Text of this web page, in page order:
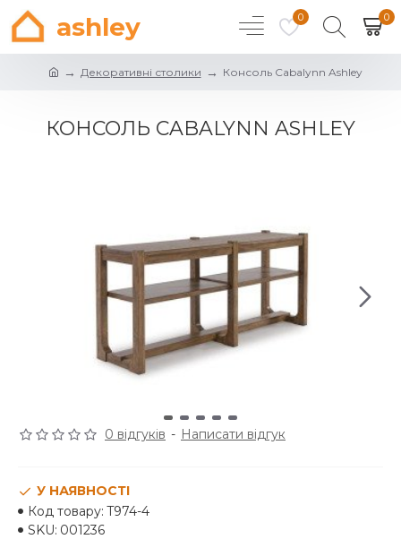
ashley 0 0
Декоративні столики Консоль Cabalynn Ashley
КОНСОЛЬ CABALYNN ASHLEY
0 відгуків - Написати відгук
У НАЯВНОСТІ
Код товару: T974-4
SKU: 001236